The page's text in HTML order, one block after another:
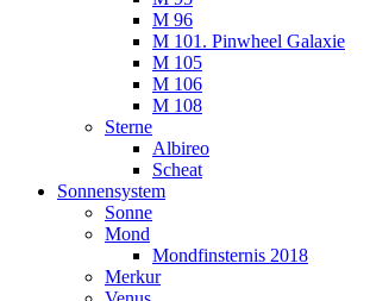
M 96
M 101. Pinwheel Galaxie
M 105
M 106
M 108
Sterne
Albireo
Scheat
Sonnensystem
Sonne
Mond
Mondfinsternis 2018
Merkur